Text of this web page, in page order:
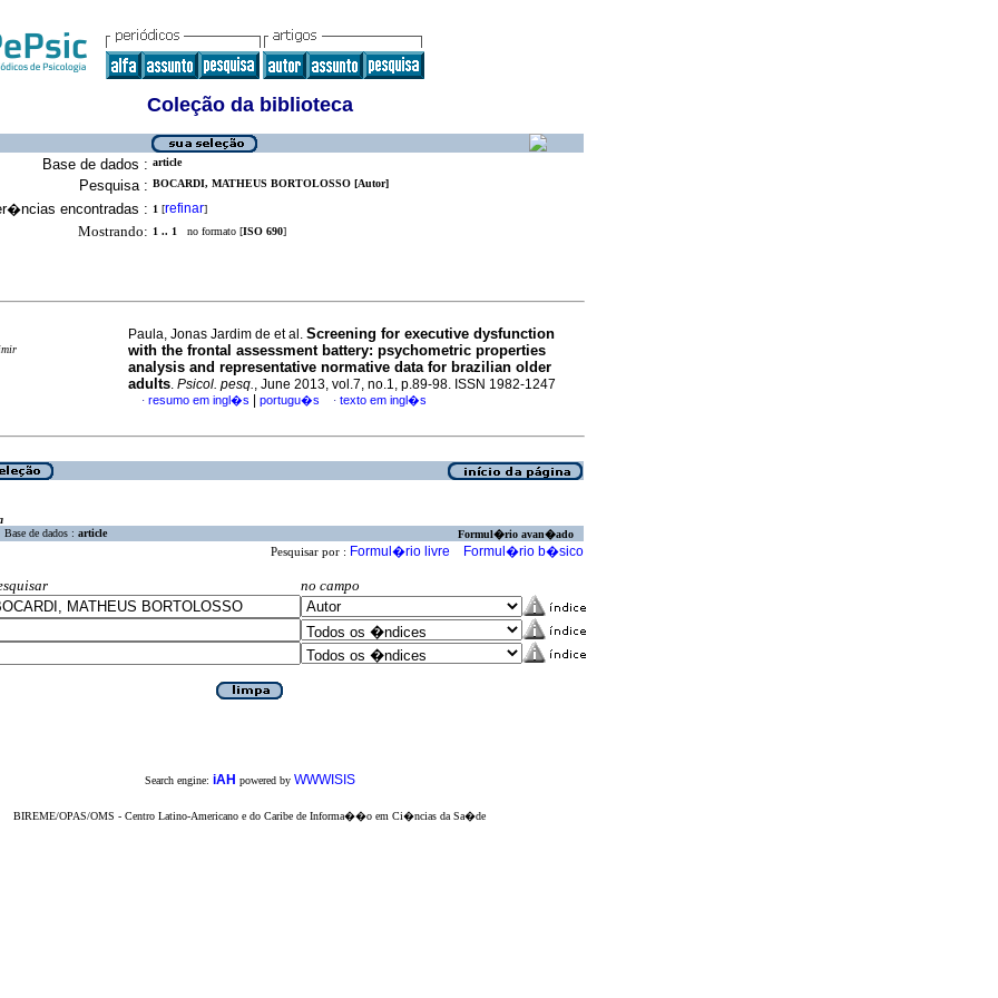
Coleção da biblioteca
Base de dados : article
Pesquisa : BOCARDI, MATHEUS BORTOLOSSO [Autor]
encontradas : 1 [refinar]
Mostrando: 1 .. 1 no formato [ISO 690]
Paula, Jonas Jardim de et al. Screening for executive dysfunction
with the frontal assessment battery: psychometric properties
analysis and representative normative data for brazilian older
adults. Psicol. pesq., June 2013, vol.7, no.1, p.89-98. ISSN 1982-1247
· resumo em ingl�s portugu�s · texto em ingl�s
Base de dados : article Formul�rio avan�ado
Pesquisar por : Formul�rio livre Formul�rio b�sico
no campo
Search engine: iAH powered by WWWISIS
BIREME/OPAS/OMS - Centro Latino-Americano e do Caribe de Informa��o em Ci�ncias da Sa�de